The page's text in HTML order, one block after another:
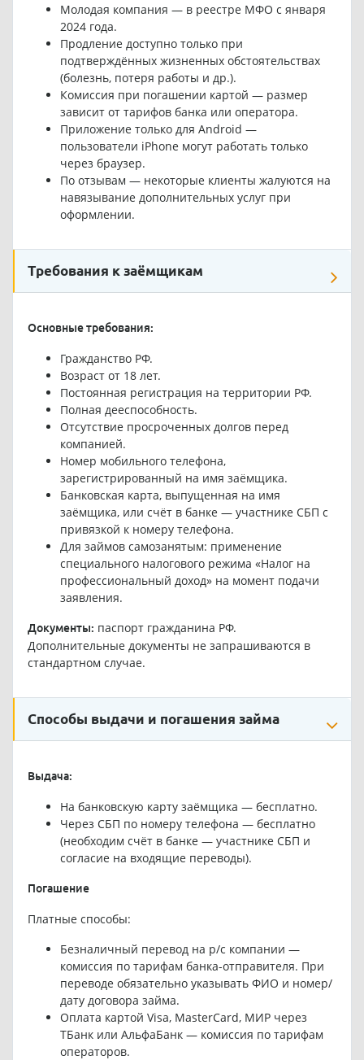
Молодая компания — в реестре МФО с января
2024 года.
Продление доступно только при
подтверждённых жизненных обстоятельствах
(болезнь, потеря работы и др.).
Комиссия при погашении картой — размер
зависит от тарифов банка или оператора.
Приложение только для Android —
пользователи iPhone могут работать только
через браузер.
По отзывам — некоторые клиенты жалуются на
навязывание дополнительных услуг при
оформлении.
Требования к заёмщикам
Основные требования:
Гражданство РФ.
Возраст от 18 лет.
Постоянная регистрация на территории РФ.
Полная дееспособность.
Отсутствие просроченных долгов перед
компанией.
Номер мобильного телефона,
зарегистрированный на имя заёмщика.
Банковская карта, выпущенная на имя
заёмщика, или счёт в банке — участнике СБП с
привязкой к номеру телефона.
Для займов самозанятым: применение
специального налогового режима «Налог на
профессиональный доход» на момент подачи
заявления.
Документы: паспорт гражданина РФ.
Дополнительные документы не запрашиваются в
стандартном случае.
Способы выдачи и погашения займа
Выдача:
На банковскую карту заёмщика — бесплатно.
Через СБП по номеру телефона — бесплатно
(необходим счёт в банке — участнике СБП и
согласие на входящие переводы).
Погашение
Платные способы:
Безналичный перевод на р/с компании —
комиссия по тарифам банка-отправителя. При
переводе обязательно указывать ФИО и номер/
дату договора займа.
Оплата картой Visa, MasterCard, МИР через
ТБанк или АльфаБанк — комиссия по тарифам
операторов.